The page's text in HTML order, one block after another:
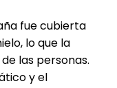
fue cubierta
lo que la
las personas.
y el